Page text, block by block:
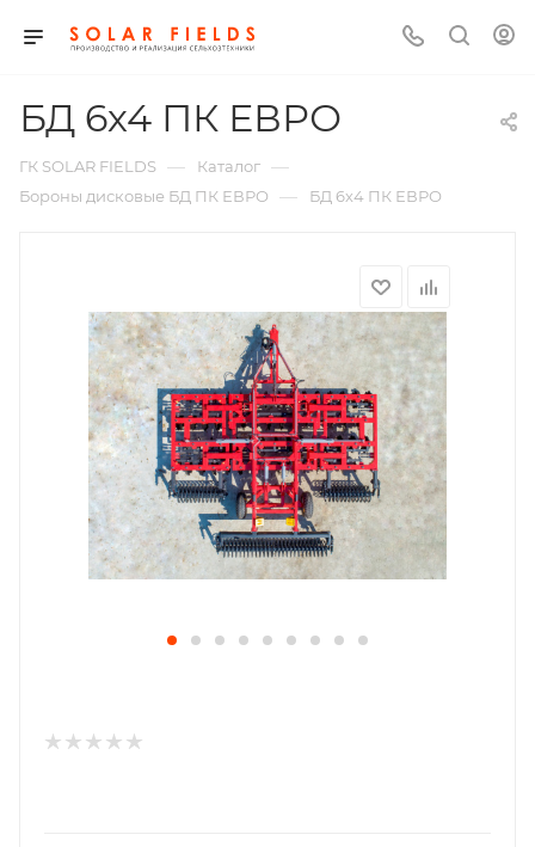
БД 6х4 ПК ЕВРО
ГК SOLAR FIELDS — Каталог —
Бороны дисковые БД ПК ЕВРО — БД 6х4 ПК ЕВРО